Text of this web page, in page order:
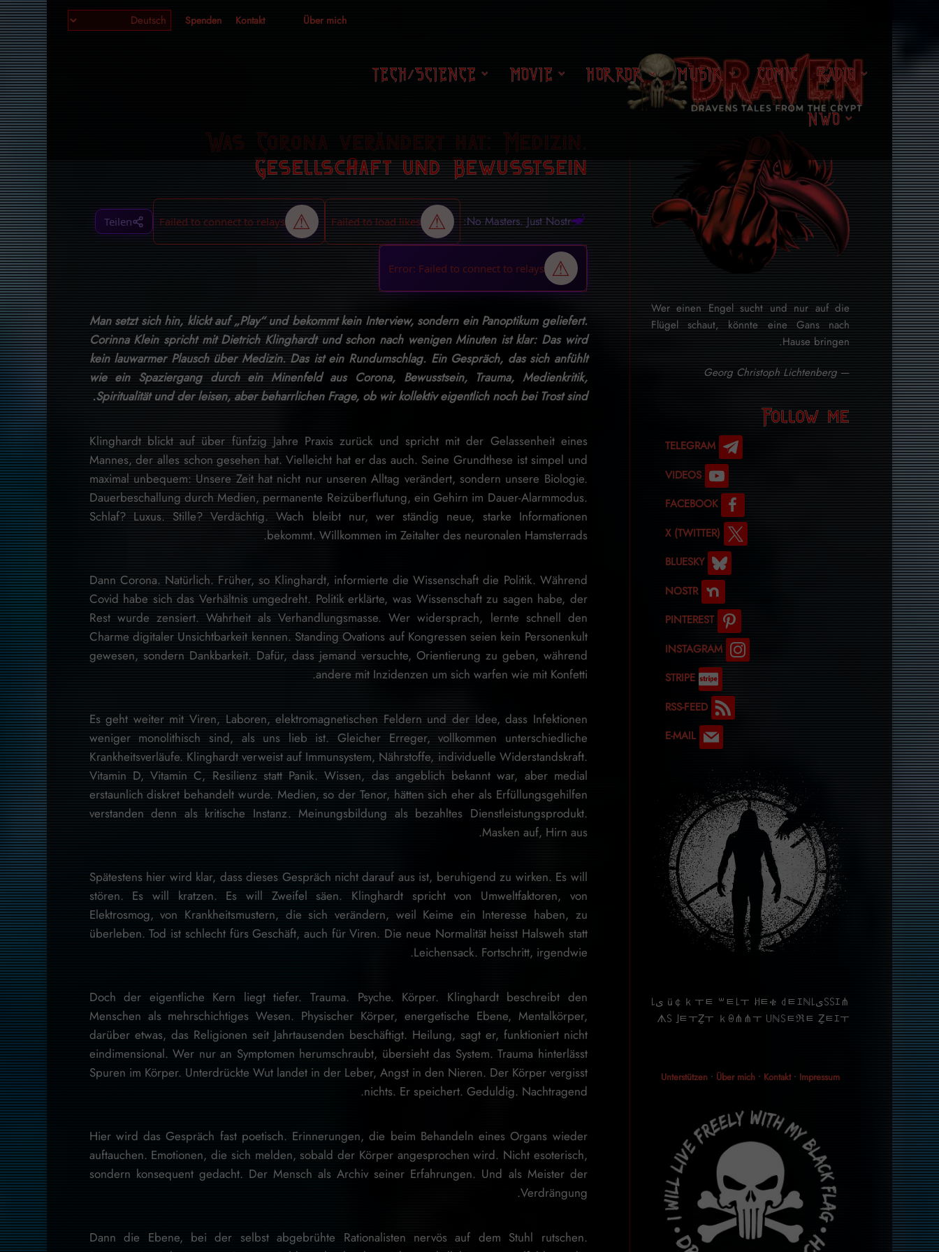
Über mich
Kontakt
Spenden
RADIO
COMIC
MUSIK
HORROR
MOVIE
TECH/SCIENCE
NWO
Gesellschaft und Bewusstsein
No Masters. Just Nostr:
Teilen
Man setzt sich hin, klickt auf „Play“ und bekommt kein Interview, sondern ein Panoptikum geliefert.
Corinna Klein spricht mit Dietrich Klinghardt und schon nach wenigen Minuten ist klar: Das wird
kein lauwarmer Plausch über Medizin. Das ist ein Rundumschlag. Ein Gespräch, das sich anfühlt
wie ein Spaziergang durch ein Minenfeld aus Corona, Bewusstsein, Trauma, Medienkritik,
Spiritualität und der leisen, aber beharrlichen Frage, ob wir kollektiv eigentlich noch bei Trost sind.
Klinghardt blickt auf über fünfzig Jahre Praxis zurück und spricht mit der Gelassenheit eines
Mannes, der alles schon gesehen hat. Vielleicht hat er das auch. Seine Grundthese ist simpel und
maximal unbequem: Unsere Zeit hat nicht nur unseren Alltag verändert, sondern unsere Biologie.
Dauerbeschallung durch Medien, permanente Reizüberflutung, ein Gehirn im Dauer-Alarmmodus.
Schlaf? Luxus. Stille? Verdächtig. Wach bleibt nur, wer ständig neue, starke Informationen
bekommt. Willkommen im Zeitalter des neuronalen Hamsterrads.
Dann Corona. Natürlich. Früher, so Klinghardt, informierte die Wissenschaft die Politik. Während
Covid habe sich das Verhältnis umgedreht. Politik erklärte, was Wissenschaft zu sagen habe, der
Rest wurde zensiert. Wahrheit als Verhandlungsmasse. Wer widersprach, lernte schnell den
Charme digitaler Unsichtbarkeit kennen. Standing Ovations auf Kongressen seien kein Personenkult
gewesen, sondern Dankbarkeit. Dafür, dass jemand versuchte, Orientierung zu geben, während
andere mit Inzidenzen um sich warfen wie mit Konfetti.
Es geht weiter mit Viren, Laboren, elektromagnetischen Feldern und der Idee, dass Infektionen
weniger monolithisch sind, als uns lieb ist. Gleicher Erreger, vollkommen unterschiedliche
Krankheitsverläufe. Klinghardt verweist auf Immunsystem, Nährstoffe, individuelle Widerstandskraft.
Vitamin D, Vitamin C, Resilienz statt Panik. Wissen, das angeblich bekannt war, aber medial
erstaunlich diskret behandelt wurde. Medien, so der Tenor, hätten sich eher als Erfüllungsgehilfen
verstanden denn als kritische Instanz. Meinungsbildung als bezahltes Dienstleistungsprodukt.
Masken auf, Hirn aus.
Spätestens hier wird klar, dass dieses Gespräch nicht darauf aus ist, beruhigend zu wirken. Es will
stören. Es will kratzen. Es will Zweifel säen. Klinghardt spricht von Umweltfaktoren, von
Elektrosmog, von Krankheitsmustern, die sich verändern, weil Keime ein Interesse haben, zu
überleben. Tod ist schlecht fürs Geschäft, auch für Viren. Die neue Normalität heisst Halsweh statt
Leichensack. Fortschritt, irgendwie.
Doch der eigentliche Kern liegt tiefer. Trauma. Psyche. Körper. Klinghardt beschreibt den
Menschen als mehrschichtiges Wesen. Physischer Körper, energetische Ebene, Mentalkörper,
darüber etwas, das Religionen seit Jahrtausenden beschäftigt. Heilung, sagt er, funktioniert nicht
eindimensional. Wer nur an Symptomen herumschraubt, übersieht das System. Trauma hinterlässt
Spuren im Körper. Unterdrückte Wut landet in der Leber, Angst in den Nieren. Der Körper vergisst
nichts. Er speichert. Geduldig. Nachtragend.
Hier wird das Gespräch fast poetisch. Erinnerungen, die beim Behandeln eines Organs wieder
auftauchen. Emotionen, die sich melden, sobald der Körper angesprochen wird. Nicht esoterisch,
sondern konsequent gedacht. Der Mensch als Archiv seiner Erfahrungen. Und als Meister der
Verdrängung.
Dann die Ebene, bei der selbst abgebrühte Rationalisten nervös auf dem Stuhl rutschen.
Wer einen Engel sucht und nur auf die
Flügel schaut, könnte eine Gans nach
Hause bringen.
—
Georg Christoph Lichtenberg
Follow me
TELEGRAM
VIDEOS
FACEBOOK
X (TWITTER)
BLUESKY
NOSTR
PINTEREST
INSTAGRAM
STRIPE
RSS-FEED
E-MAIL
⋔ｴ꒚꒚ﻯ꒒ü￠ｋￓﾼ ꒳ﾼ꒒ￓ ꎧﾼቄ ꒯ﾼｴℕ ﻯ꒒
ᗑ꒚ ｣ﾼￓẔￓ ｋꑙ⋔⋔ￓ ꒤ℕ꒚ﾼℜﾼ Ẕﾼｴￓ
Unterstützen• Über mich• Kontakt• Impressum